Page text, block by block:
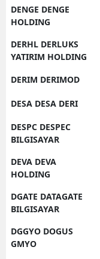
DENGE DENGE
HOLDING
DERHL DERLUKS
YATIRIM HOLDING
DERIM DERIMOD
DESA DESA DERI
DESPC DESPEC
BILGISAYAR
DEVA DEVA
HOLDING
DGATE DATAGATE
BILGISAYAR
DGGYO DOGUS
GMYO